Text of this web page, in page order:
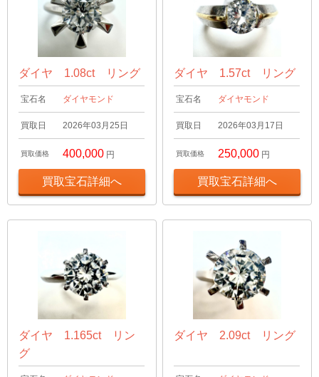
ダイヤ 1.08ct リング
宝石名 ダイヤモンド
買取日 2026年03月25日
買取価格 400,000 円
買取宝石詳細へ
ダイヤ 1.57ct リング
宝石名 ダイヤモンド
買取日 2026年03月17日
買取価格 250,000 円
買取宝石詳細へ
ダイヤ 1.165ct リン
グ
ダイヤ 2.09ct リング